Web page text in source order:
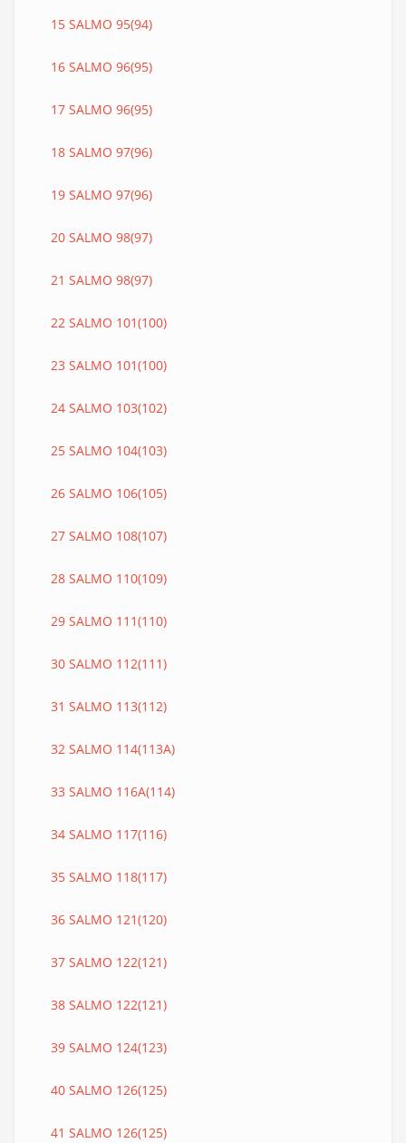
15 SALMO 95(94)
16 SALMO 96(95)
17 SALMO 96(95)
18 SALMO 97(96)
19 SALMO 97(96)
20 SALMO 98(97)
21 SALMO 98(97)
22 SALMO 101(100)
23 SALMO 101(100)
24 SALMO 103(102)
25 SALMO 104(103)
26 SALMO 106(105)
27 SALMO 108(107)
28 SALMO 110(109)
29 SALMO 111(110)
30 SALMO 112(111)
31 SALMO 113(112)
32 SALMO 114(113A)
33 SALMO 116A(114)
34 SALMO 117(116)
35 SALMO 118(117)
36 SALMO 121(120)
37 SALMO 122(121)
38 SALMO 122(121)
39 SALMO 124(123)
40 SALMO 126(125)
41 SALMO 126(125)